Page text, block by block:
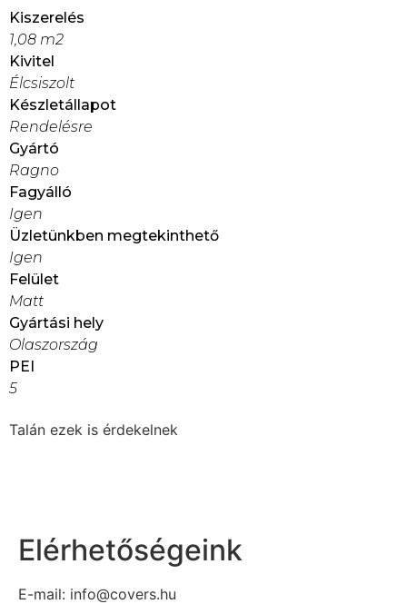
Kiszerelés
1,08 m2
Kivitel
Élcsiszolt
Készletállapot
Rendelésre
Gyártó
Ragno
Fagyálló
Igen
Üzletünkben megtekinthető
Igen
Felület
Matt
Gyártási hely
Olaszország
PEI
5
Talán ezek is érdekelnek
Elérhetőségeink
E-mail: info@covers.hu